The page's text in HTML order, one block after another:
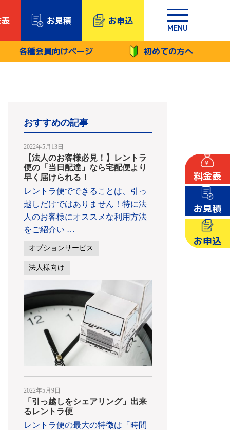
料金表
お見積
お申込
お見積 お申込
MENU
各種会員向けページ 初めての方へ
おすすめの記事
2022年5月13日
【法人のお客様必見！】レントラ
便の「当日配達」なら宅配便より
早く届けられる！
レントラ便でできることは、引っ
越しだけではありません！特に法
人のお客様にオススメな利用方法
をご紹介い …
オプションサービス
法人様向け
2022年5月9日
「引っ越しをシェアリング」出来
るレントラ便
レントラ便の最大の特徴は「時間